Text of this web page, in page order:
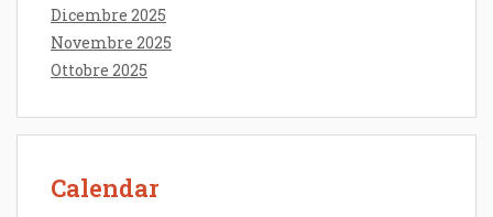
Dicembre 2025
Novembre 2025
Ottobre 2025
Calendar